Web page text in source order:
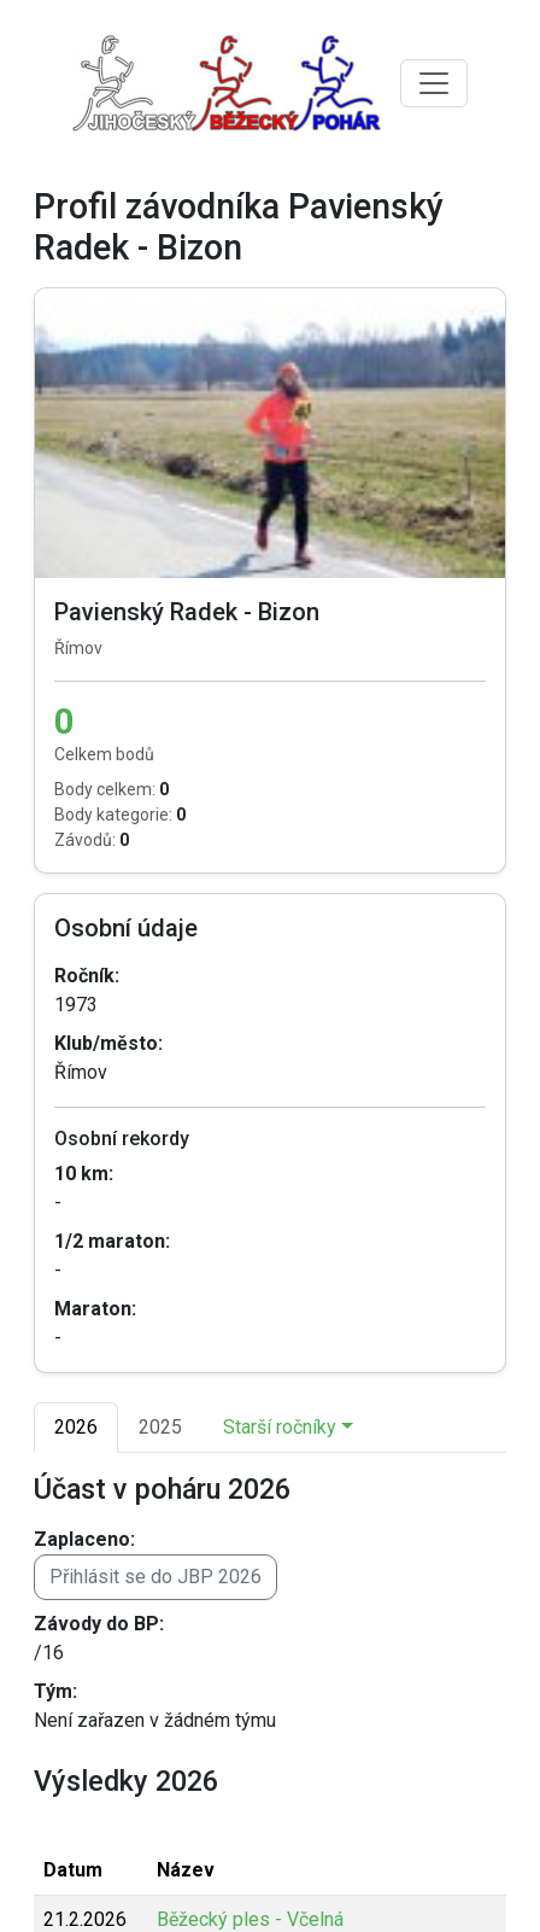
Profil závodníka Pavienský
Radek - Bizon
Pavienský Radek - Bizon
Římov
0
Celkem bodů
Body celkem: 0
Body kategorie: 0
Závodů: 0
Osobní údaje
Ročník:
1973
Klub/město:
Římov
Osobní rekordy
10 km:
-
1/2 maraton:
-
Maraton:
-
2026 2025 Starší ročníky
Účast v poháru 2026
Zaplaceno:
Přihlásit se do JBP 2026
Závody do BP:
/16
Tým:
Není zařazen v žádném týmu
Výsledky 2026
Datum Název
21.2.2026 Běžecký ples - Včelná